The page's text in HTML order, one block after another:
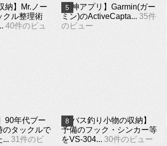
納】Mr.ノー
クル整理術
40件のビュ
【神アプリ】Garmin(ガー
ミン)のActiveCapta... 35件
のビュー
90年代ブー
のタックルで
... 31件のビ
【バス釣り小物の収納】
予備のフック・シンカー等
をVS-304... 30件のビュー